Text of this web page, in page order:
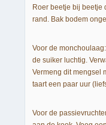
Roer beetje bij beetje
rand. Bak bodem
Voor de
de suiker luchtig.
Vermeng dit mengsel
taart een paar uur
Voor de